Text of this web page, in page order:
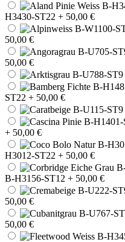
H3430-ST22 + 50,00 €
50,00 €
50,00 €
ST22 + 50,00 €
+ 50,00 €
H3012-ST22 + 50,00 €
B-H3156-ST12 + 50,00 €
50,00 €
50,00 €